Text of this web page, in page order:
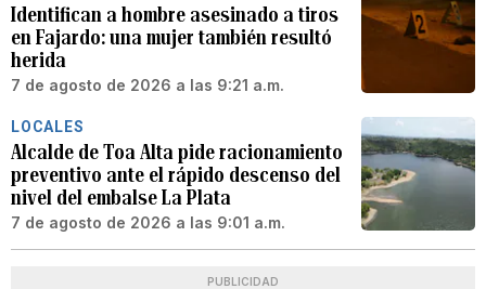
Identifican a hombre asesinado a tiros
en Fajardo: una mujer también resultó
herida
7 de agosto de 2026 a las 9:21 a.m.
LOCALES
Alcalde de Toa Alta pide racionamiento
preventivo ante el rápido descenso del
nivel del embalse La Plata
7 de agosto de 2026 a las 9:01 a.m.
PUBLICIDAD